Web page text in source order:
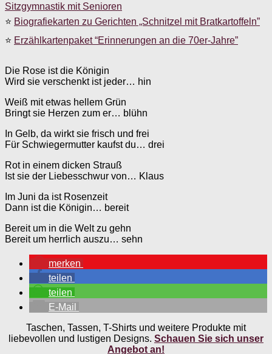
Sitzgymnastik mit Senioren
⭐ Biografiekarten zu Gerichten „Schnitzel mit Bratkartoffeln”
⭐ Erzählkartenpaket “Erinnerungen an die 70er-Jahre”
Die Rose ist die Königin
Wird sie verschenkt ist jeder… hin
Weiß mit etwas hellem Grün
Bringt sie Herzen zum er… blühn
In Gelb, da wirkt sie frisch und frei
Für Schwiegermutter kaufst du… drei
Rot in einem dicken Strauß
Ist sie der Liebesschwur von… Klaus
Im Juni da ist Rosenzeit
Dann ist die Königin… bereit
Bereit um in die Welt zu gehn
Bereit um herrlich auszu… sehn
merken
teilen
teilen
E-Mail
Taschen, Tassen, T-Shirts und weitere Produkte mit
liebevollen und lustigen Designs. Schauen Sie sich unser
Angebot an!